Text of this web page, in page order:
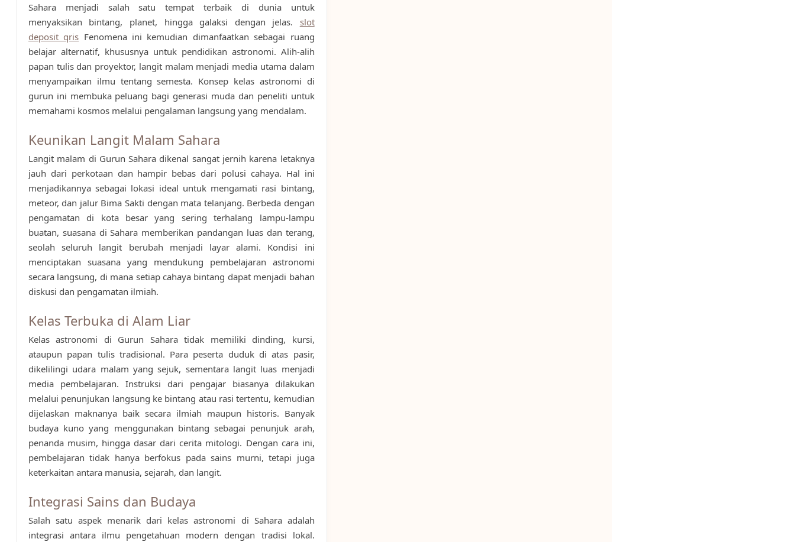
Sahara menjadi salah satu tempat terbaik di dunia untuk
menyaksikan bintang, planet, hingga galaksi dengan jelas. slot
deposit qris Fenomena ini kemudian dimanfaatkan sebagai ruang
belajar alternatif, khususnya untuk pendidikan astronomi. Alih-alih
papan tulis dan proyektor, langit malam menjadi media utama dalam
menyampaikan ilmu tentang semesta. Konsep kelas astronomi di
gurun ini membuka peluang bagi generasi muda dan peneliti untuk
memahami kosmos melalui pengalaman langsung yang mendalam.
Keunikan Langit Malam Sahara
Langit malam di Gurun Sahara dikenal sangat jernih karena letaknya
jauh dari perkotaan dan hampir bebas dari polusi cahaya. Hal ini
menjadikannya sebagai lokasi ideal untuk mengamati rasi bintang,
meteor, dan jalur Bima Sakti dengan mata telanjang. Berbeda dengan
pengamatan di kota besar yang sering terhalang lampu-lampu
buatan, suasana di Sahara memberikan pandangan luas dan terang,
seolah seluruh langit berubah menjadi layar alami. Kondisi ini
menciptakan suasana yang mendukung pembelajaran astronomi
secara langsung, di mana setiap cahaya bintang dapat menjadi bahan
diskusi dan pengamatan ilmiah.
Kelas Terbuka di Alam Liar
Kelas astronomi di Gurun Sahara tidak memiliki dinding, kursi,
ataupun papan tulis tradisional. Para peserta duduk di atas pasir,
dikelilingi udara malam yang sejuk, sementara langit luas menjadi
media pembelajaran. Instruksi dari pengajar biasanya dilakukan
melalui penunjukan langsung ke bintang atau rasi tertentu, kemudian
dijelaskan maknanya baik secara ilmiah maupun historis. Banyak
budaya kuno yang menggunakan bintang sebagai penunjuk arah,
penanda musim, hingga dasar dari cerita mitologi. Dengan cara ini,
pembelajaran tidak hanya berfokus pada sains murni, tetapi juga
keterkaitan antara manusia, sejarah, dan langit.
Integrasi Sains dan Budaya
Salah satu aspek menarik dari kelas astronomi di Sahara adalah
integrasi antara ilmu pengetahuan modern dengan tradisi lokal.